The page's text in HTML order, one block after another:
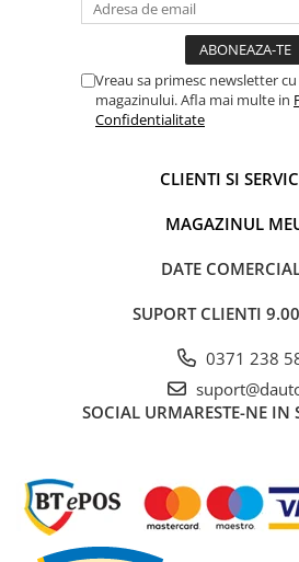
Mercedes Actros MP2
Mercedes Actros MP4, MP5
Mercedes Actros MP6
Scania R S G P Next Generation
Volvo Aero
Volvo FH 4 Euro 6
Volvo Model FM
Lumini, Becuri, Proiectoare
Vreau sa primesc newsletter
magazinului. Afla mai multe in
Confidentialitate
CLIENTI SI
MAGAZINUL
DATE
SUPORT CLIENTI
0371 238
SOCIAL URMARESTE-NE IN